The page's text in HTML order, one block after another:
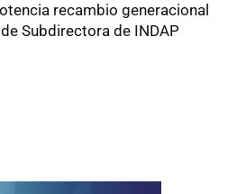
recambio generacional
Subdirectora de INDAP